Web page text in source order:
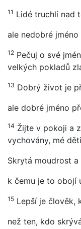
11 Lidé truchlí nad
ale nedobré
12 Pečuj o své
velkých pokladů
13 Dobrý život je
ale dobré jméno
14 Žijte v pokoji a
vychovány, mé
Skrytá moudrost
k čemu je to obojí
15 Lepší je člověk,
než ten, kdo